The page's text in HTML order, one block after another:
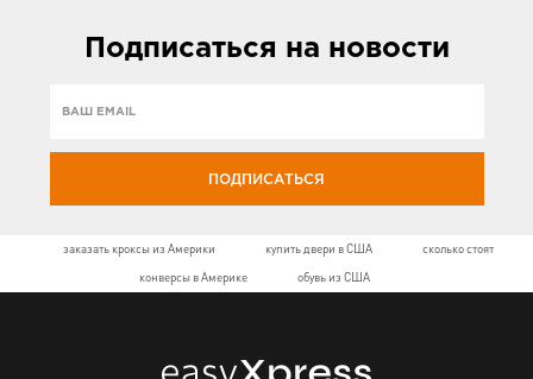
Подписаться на новости
ПОДПИСАТЬСЯ
заказать кроксы из Америки купить двери в США сколько стоят
конверсы в Америке обувь из США